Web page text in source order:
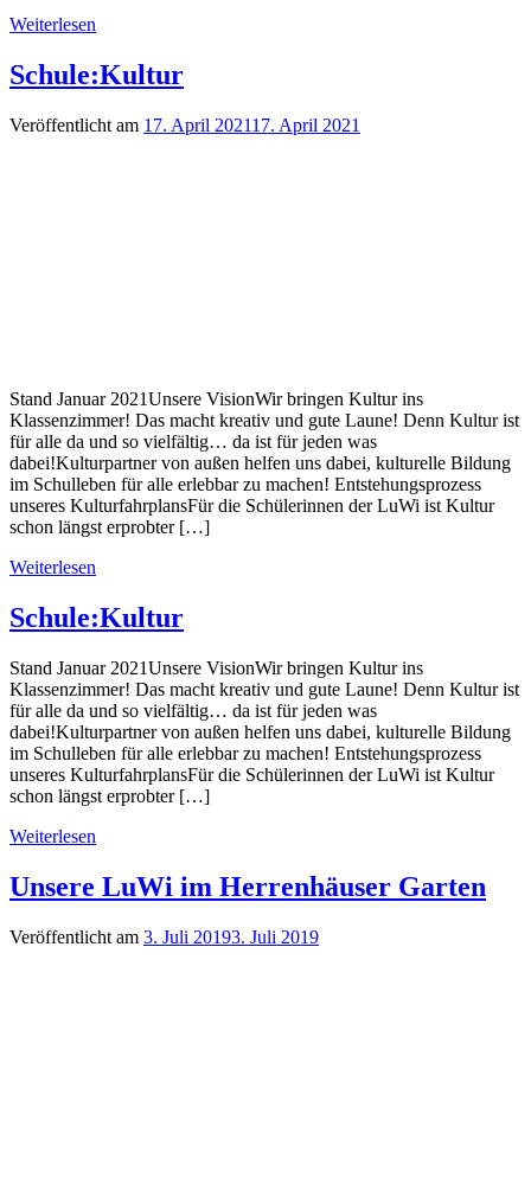
Weiterlesen
Schule:Kultur
Veröffentlicht am 17. April 202117. April 2021
Stand Januar 2021Unsere VisionWir bringen Kultur ins
Klassenzimmer! Das macht kreativ und gute Laune! Denn Kultur ist
für alle da und so vielfältig… da ist für jeden was
dabei!Kulturpartner von außen helfen uns dabei, kulturelle Bildung
im Schulleben für alle erlebbar zu machen! Entstehungsprozess
unseres KulturfahrplansFür die Schülerinnen der LuWi ist Kultur
schon längst erprobter […]
Weiterlesen
Schule:Kultur
Stand Januar 2021Unsere VisionWir bringen Kultur ins
Klassenzimmer! Das macht kreativ und gute Laune! Denn Kultur ist
für alle da und so vielfältig… da ist für jeden was
dabei!Kulturpartner von außen helfen uns dabei, kulturelle Bildung
im Schulleben für alle erlebbar zu machen! Entstehungsprozess
unseres KulturfahrplansFür die Schülerinnen der LuWi ist Kultur
schon längst erprobter […]
Weiterlesen
Unsere LuWi im Herrenhäuser Garten
Veröffentlicht am 3. Juli 20193. Juli 2019